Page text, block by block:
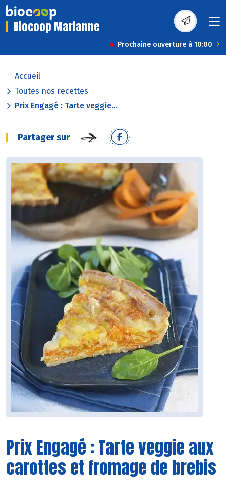
Biocoop Marianne
Prochaine ouverture à 10:00
Accueil
Toutes nos recettes
Prix Engagé : Tarte veggie...
Partager sur
Prix Engagé : Tarte veggie aux
carottes et fromage de brebis